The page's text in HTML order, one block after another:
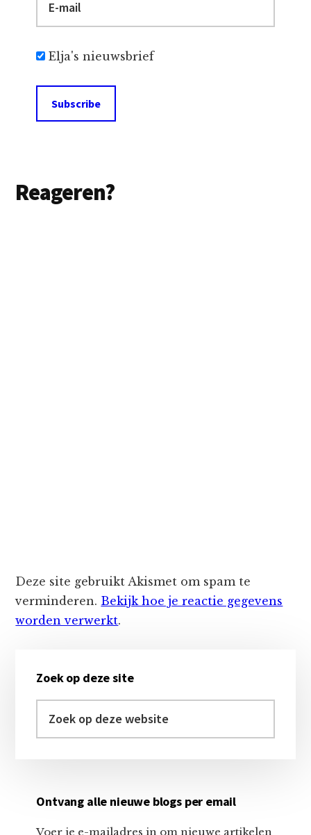
Elja's nieuwsbrief
Lees
Reageren?
Deze site gebruikt Akismet om spam te
verminderen. Bekijk hoe je reactie gegevens
worden verwerkt.
Sidebar
Zoek op deze site
op
Ontvang alle nieuwe blogs per email
Voer je e-mailadres in om nieuwe artikelen